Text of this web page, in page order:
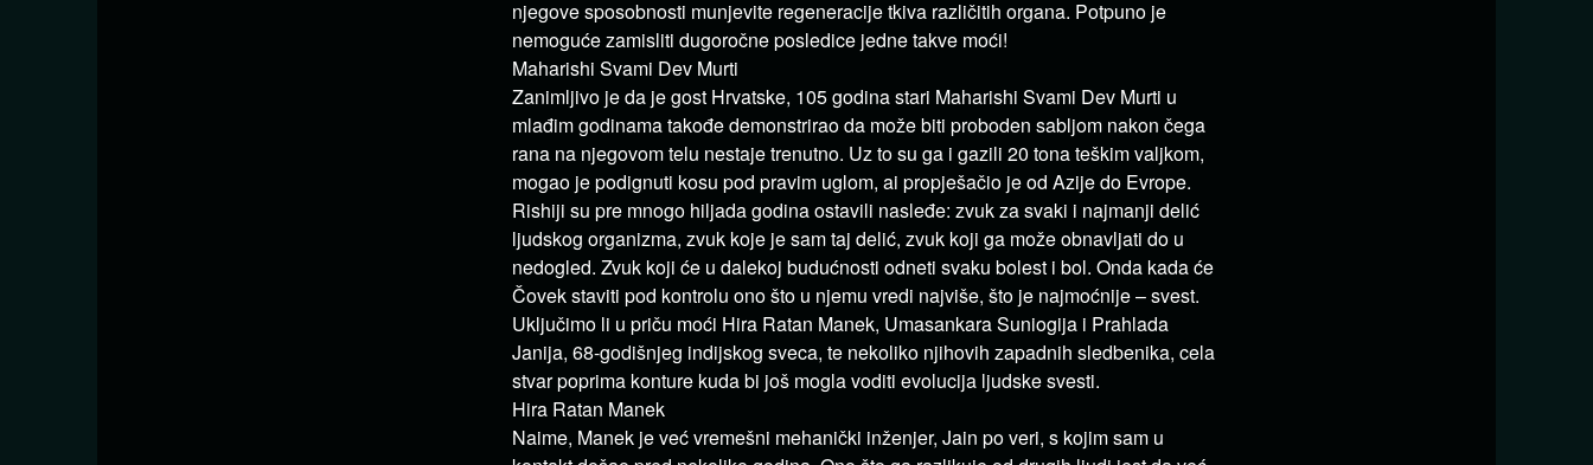
njegove sposobnosti munjevite regeneracije tkiva različitih organa. Potpuno je
nemoguće zamisliti dugoročne posledice jedne takve moći!
Maharishi ​​Svami Dev Murti
Zanimljivo je da je gost Hrvatske, 105 godina stari Maharishi ​​Svami Dev Murti u
mlađim godinama takođe demonstrirao da može biti proboden sabljom nakon čega
rana na njegovom telu nestaje trenutno. Uz to su ga i gazili 20 tona teškim valjkom,
mogao je podignuti kosu pod pravim uglom, ai propješačio je od Azije do Evrope.
Rishiji su pre mnogo hiljada godina ostavili nasleđe: zvuk za svaki i najmanji delić
ljudskog organizma, zvuk koje je sam taj delić, zvuk koji ga može obnavljati do u
nedogled. Zvuk koji će u dalekoj budućnosti odneti svaku bolest i bol. Onda kada će
Čovek staviti pod kontrolu ono što u njemu vredi najviše, što je najmoćnije – svest.
Uključimo li u priču moći Hira Ratan Manek, Umasankara Suniogija i Prahlada
Janija, 68-godišnjeg indijskog sveca, te nekoliko njihovih zapadnih sledbenika, cela
stvar poprima konture kuda bi još mogla voditi evolucija ljudske svesti.
Hira Ratan Manek
Naime, Manek je već vremešni mehanički inženjer, Jain po veri, s kojim sam u